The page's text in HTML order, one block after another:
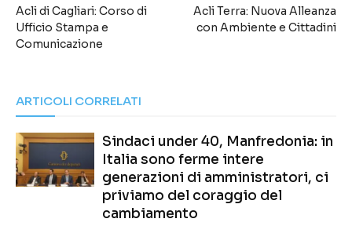
Acli di Cagliari: Corso di
Ufficio Stampa e
Comunicazione
Acli Terra: Nuova Alleanza
con Ambiente e Cittadini
ARTICOLI CORRELATI
Sindaci under 40, Manfredonia: in
Italia sono ferme intere
generazioni di amministratori, ci
priviamo del coraggio del
cambiamento